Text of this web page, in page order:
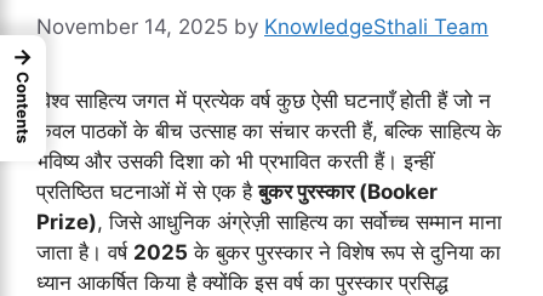
November 14, 2025 by KnowledgeSthali Team
विश्व साहित्य जगत में प्रत्येक वर्ष कुछ ऐसी घटनाएँ होती हैं जो न
केवल पाठकों के बीच उत्साह का संचार करती हैं, बल्कि साहित्य के
भविष्य और उसकी दिशा को भी प्रभावित करती हैं। इन्हीं
प्रतिष्ठित घटनाओं में से एक हैबुकर पुरस्कार (Booker
Prize), जिसे आधुनिक अंग्रेज़ी साहित्य का सर्वोच्च सम्मान माना
जाता है। वर्ष 2025 के बुकर पुरस्कार ने विशेष रूप से दुनिया का
ध्यान आकर्षित किया है क्योंकि इस वर्ष का पुरस्कार प्रसिद्ध
→
Contents